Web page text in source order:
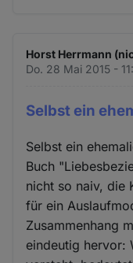
Horst Herrmann
Do. 28 Mai 2015 -
Selbst ein
Selbst ein
Buch
nicht so naiv, die
für ein
Zusammenhang
eindeutig hervor: